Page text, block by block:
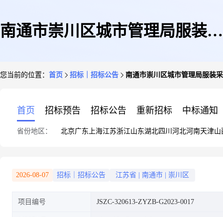
南通市崇川区城市管理局服装采
您当前的位置： 首页 招标｜招标公告 南通市崇川区城市管理局服装
首页 招标预告 招标公告 重新招标 中标通知
省份地区： 北京广东 上海江苏浙江山东湖北四川 河北河南天津山
2026-08-07 招标｜招标公告 江苏省 南通市 崇川区
项目编号 JSZC-320613-ZYZB-G2023-0017